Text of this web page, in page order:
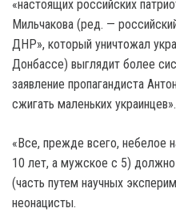
«настоящих российских
Мильчакова (ред. —
ДНР», который уничтожал
Донбассе) выглядит более
заявление пропагандиста
сжигать маленьких украинцев».
«Все, прежде всего, небелое
10 лет, а мужское с 5)
(часть путем научных
неонацисты.